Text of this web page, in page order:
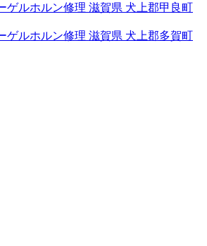
ゲルホルン修理 滋賀県 犬上郡甲良町
ゲルホルン修理 滋賀県 犬上郡多賀町